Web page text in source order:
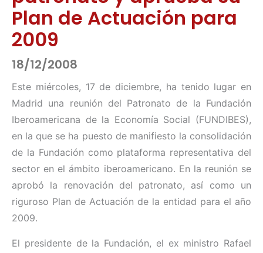
Plan de Actuación para
2009
18/12/2008
Este miércoles, 17 de diciembre, ha tenido lugar en
Madrid una reunión del Patronato de la Fundación
Iberoamericana de la Economía Social (FUNDIBES),
en la que se ha puesto de manifiesto la consolidación
de la Fundación como plataforma representativa del
sector en el ámbito iberoamericano. En la reunión se
aprobó la renovación del patronato, así como un
riguroso Plan de Actuación de la entidad para el año
2009.
El presidente de la Fundación, el ex ministro Rafael